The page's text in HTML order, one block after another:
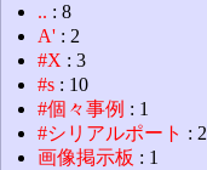
.. : 8
A' : 2
#X : 3
#s : 10
#個々事例 : 1
#シリアルポート : 2
画像掲示板 : 1